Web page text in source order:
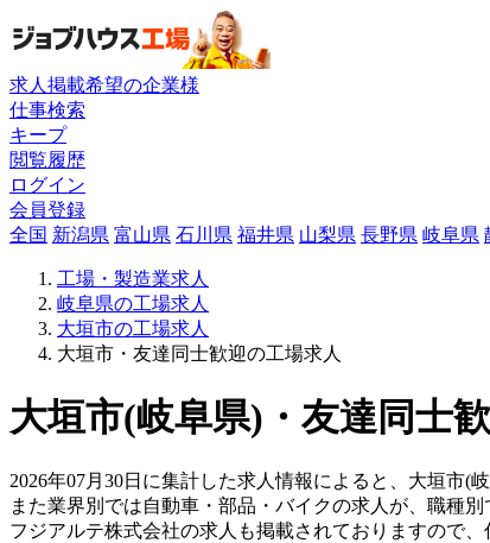
求人掲載希望の企業様
仕事検索
キープ
閲覧履歴
ログイン
会員登録
全国 新潟県 富山県 石川県 福井県 山梨県 長野県 岐阜県
工場・製造業求人
岐阜県の工場求人
大垣市の工場求人
大垣市・友達同士歓迎の工場求人
大垣市(岐阜県)・友達同士
2026年07月30日に集計した求人情報によると、大垣市(
また業界別では自動車・部品・バイクの求人が、職種
フジアルテ株式会社の求人も掲載されておりますので